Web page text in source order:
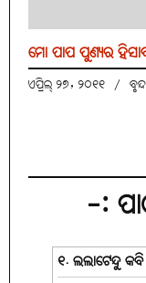
ମୋ ପାପ ପୁଣ୍ୟର
ଏପ୍ରିଲ୍ ୨୭, ୨୦୧୧ /
-:
୧. ଲଲାଟେନ୍ଦୁ କବି